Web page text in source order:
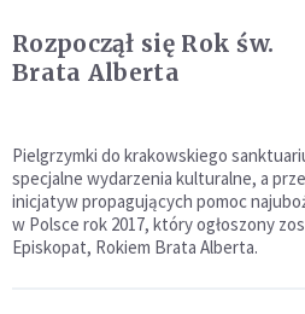
Rozpoczął się Rok św.
Brata Alberta
Pielgrzymki do krakowskiego
specjalne wydarzenia kulturalne, a
inicjatyw propagujących pomoc
w Polsce rok 2017, który ogłoszony
Episkopat, Rokiem Brata Alberta.